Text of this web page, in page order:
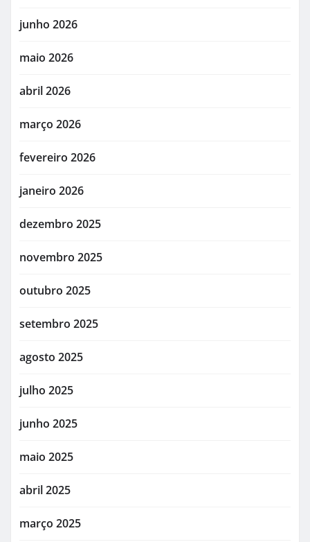
junho 2026
maio 2026
abril 2026
março 2026
fevereiro 2026
janeiro 2026
dezembro 2025
novembro 2025
outubro 2025
setembro 2025
agosto 2025
julho 2025
junho 2025
maio 2025
abril 2025
março 2025